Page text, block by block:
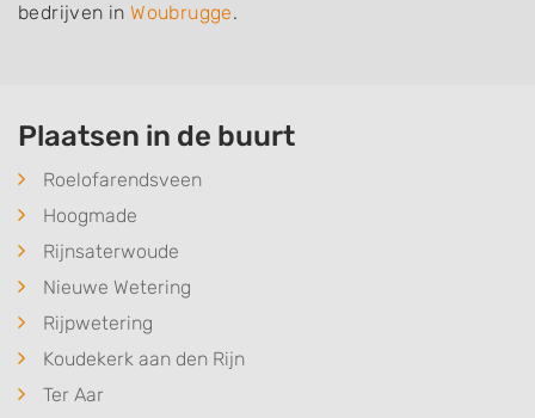
bedrijven inWoubrugge.
Plaatsen in de buurt
Roelofarendsveen
Hoogmade
Rijnsaterwoude
Nieuwe Wetering
Rijpwetering
Koudekerk aan den Rijn
Ter Aar